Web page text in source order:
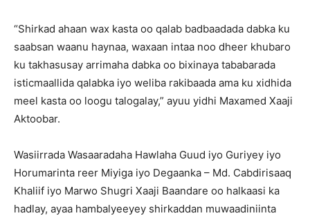
“Shirkad ahaan wax kasta oo qalab badbaadada dabka ku
saabsan waanu haynaa, waxaan intaa noo dheer khubaro
ku takhasusay arrimaha dabka oo bixinaya tababarada
isticmaallida qalabka iyo weliba rakibaada ama ku xidhida
meel kasta oo loogu talogalay,” ayuu yidhi Maxamed Xaaji
Aktoobar.
Wasiirrada Wasaaradaha Hawlaha Guud iyo Guriyey iyo
Horumarinta reer Miyiga iyo Degaanka – Md. Cabdirisaaq
Khaliif iyo Marwo Shugri Xaaji Baandare oo halkaasi ka
hadlay, ayaa hambalyeeyey shirkaddan muwaadiniinta